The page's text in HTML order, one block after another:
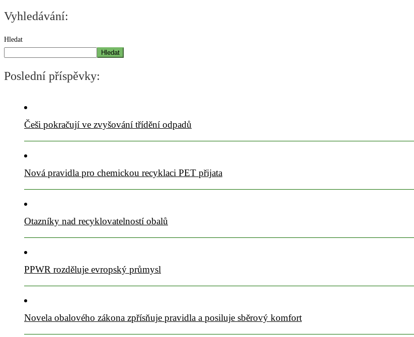
Vyhledávání:
Hledat
Hledat
Poslední příspěvky:
Češi pokračují ve zvyšování třídění odpadů
Nová pravidla pro chemickou recyklaci PET přijata
Otazníky nad recyklovatelností obalů
PPWR rozděluje evropský průmysl
Novela obalového zákona zpřísňuje pravidla a posiluje sběrový komfort